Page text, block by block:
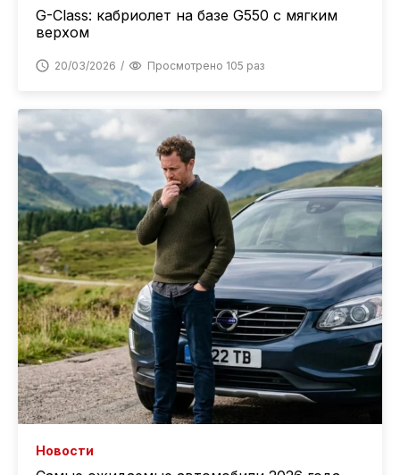
G-Class: кабриолет на базе G550 с мягким
верхом
20/03/2026 Просмотрено 105 раз
Новости